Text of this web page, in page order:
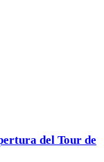
del Tour de